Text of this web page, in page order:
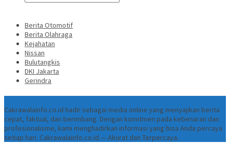
Berita Otomotif
Berita Olahraga
Kejahatan
Nissan
Bulutangkis
DKI Jakarta
Gerindra
Cakrawalainfo.co.id hadir sebagai media online yang menyajikan berita
cepat, faktual, dan berimbang. Dengan komitmen pada kebenaran dan
profesionalisme, kami menghadirkan informasi yang bisa Anda percaya
setiap hari. Cakrawalainfo.co.id — Akurat dan Terpercaya.